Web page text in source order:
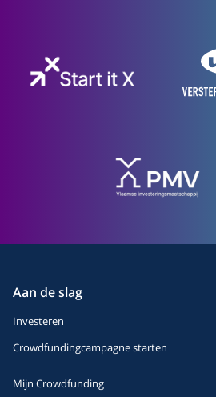
Aan de slag
Investeren
Crowdfundingcampagne starten
Mijn Crowdfunding